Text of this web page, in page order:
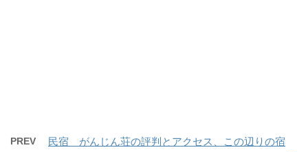
PREV 民宿 がんじん荘の評判とアクセス、この辺りの宿